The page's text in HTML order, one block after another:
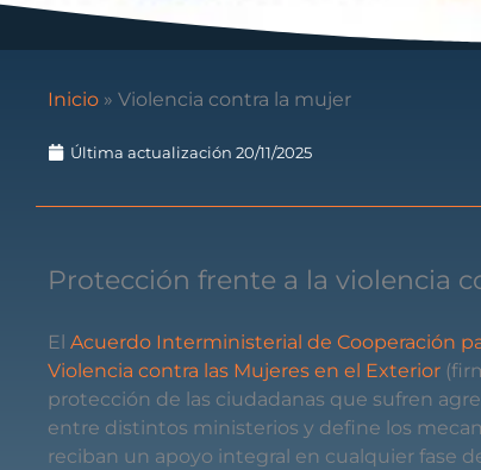
Inicio » Violencia contra la mujer
Última actualización 20/11/2025
Protección frente a la violencia
El Acuerdo Interministerial de Cooperación
Violencia contra las Mujeres en el Exterior
protección de las ciudadanas que sufren
entre distintos ministerios y define los
reciban un apoyo integral en cualquier fase